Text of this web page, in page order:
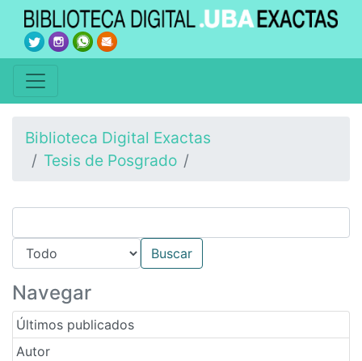
Biblioteca Digital Exactas
Tesis de Posgrado
Navegar
Últimos publicados
Autor